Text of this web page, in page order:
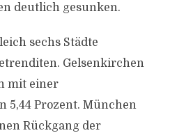
deutlich gesunken.
sechs Städte
Gelsenkirchen
mit einer
5,44 Prozent. München
Rückgang der